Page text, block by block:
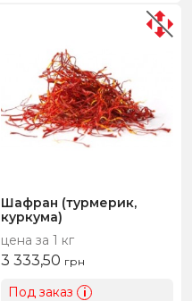
Шафран (турмерик,
куркума)
цена за 1 кг
3 333,50 грн
Под заказ i